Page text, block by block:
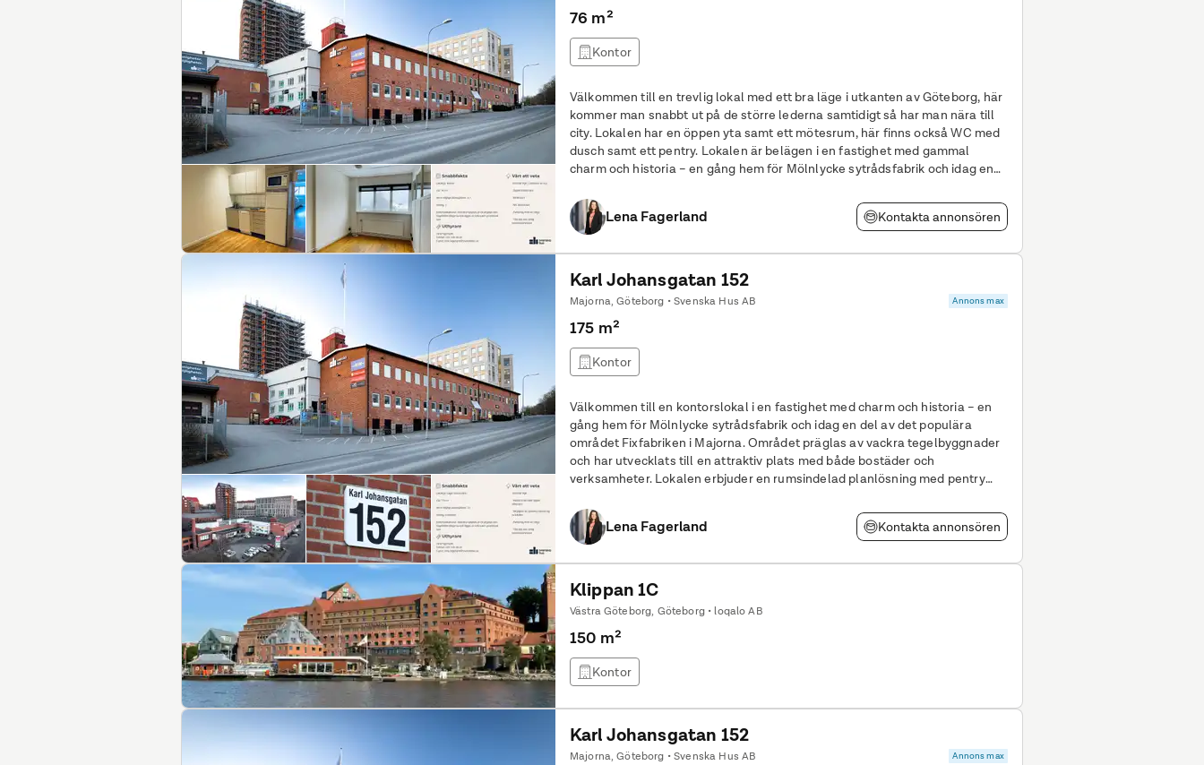
76 m²
Kontor
Välkommen till en trevlig lokal med ett bra läge i utkanten av Göteborg, här
kommer man snabbt ut på de större lederna samtidigt så har man nära till
city. Lokalen har en öppen yta samt ett mötesrum, här finns också WC med
dusch samt ett pentry. Lokalen är belägen i en fastighet med gammal
charm och historia – en gång hem för Mölnlycke sytrådsfabrik och idag en
Lena Fagerland Kontakta annonsören
Karl Johansgatan 152
Majorna, Göteborg • Svenska Hus AB Annons max
175 m²
Kontor
Välkommen till en kontorslokal i en fastighet med charm och historia – en
gång hem för Mölnlycke sytrådsfabrik och idag en del av det populära
området Fixfabriken i Majorna. Området präglas av vackra tegelbyggnader
och har utvecklats till en attraktiv plats med både bostäder och
verksamheter. Lokalen erbjuder en rumsindelad planlösning med pentry
Lena Fagerland Kontakta annonsören
Klippan 1C
Västra Göteborg, Göteborg • loqalo AB
150 m²
Kontor
Karl Johansgatan 152
Majorna, Göteborg • Svenska Hus AB Annons max